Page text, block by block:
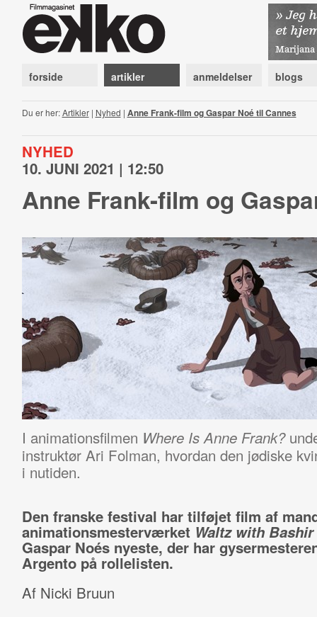
forside artikler anmeldelser blogs
Du er her:Artikler| Nyhed | Anne Frank-film og Gaspar Noé til Cannes
NYHED
10. JUNI 2021 | 12:50
Anne Frank-film og
I animationsfilmen Where Is Anne Frank?
instruktør Ari Folman, hvordan den jødiske
i nutiden.
Den franske festival har tilføjet film af
animationsmesterværket Waltz with Bashir
Gaspar Noés nyeste, der har
Argento på rollelisten.
Af Nicki Bruun